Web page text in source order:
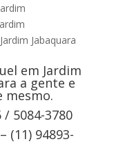
Jabaquara
em Jardim
a gente e
mesmo.
/ 5084-3780
(11) 94893-